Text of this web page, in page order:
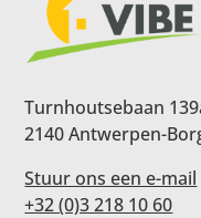
Turnhoutsebaan
2140 Antwerpen-
Stuur ons een e-mail
+32 (0)3 218 10 60